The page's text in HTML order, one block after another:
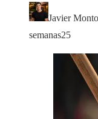
Javier
semanas25